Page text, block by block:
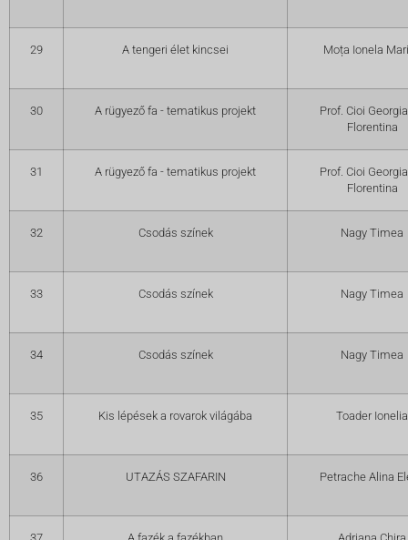
29 A tengeri élet kincsei Moța Ionela
30 A rügyező fa - tematikus projekt
Prof. Cioi
Florentina
31 A rügyező fa - tematikus projekt
Prof. Cioi
Florentina
32 Csodás színek Nagy Timea
33 Csodás színek Nagy Timea
34 Csodás színek Nagy Timea
35 Kis lépések a rovarok világába Toader Ionelia
36 UTAZÁS SZAFARIN Petrache Alina